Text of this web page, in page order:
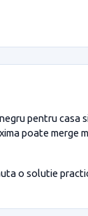
pentru
poate merge
o solutie